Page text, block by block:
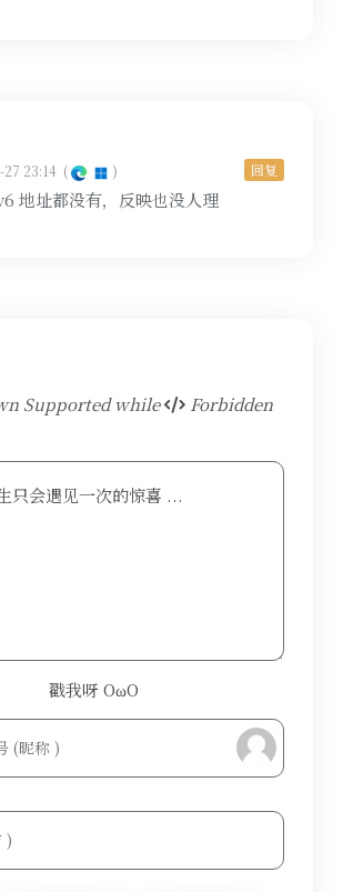
回复
27 23:14 ( )
地址都没有，反映也没人理
Supported while Forbidden
只会遇见一次的惊喜 ...
戳我呀 OωO
(=・ω・=)